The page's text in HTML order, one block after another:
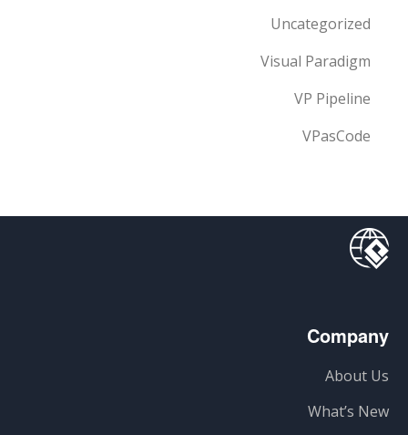
Uncategorized
Visual Paradigm
VP Pipeline
VPasCode
Company
About Us
What’s New